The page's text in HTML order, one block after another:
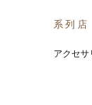
​系列店
アクセサ